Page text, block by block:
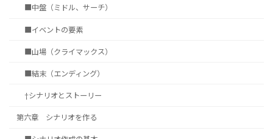
■中盤（ミドル、サーチ）
■イベントの要素
■山場（クライマックス）
■結末（エンディング）
†シナリオとストーリー
第六章 シナリオを作る